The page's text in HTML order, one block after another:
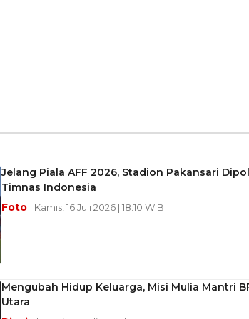
Jelang Piala AFF 2026, Stadion Pakansari
Timnas Indonesia
Foto | Kamis, 16 Juli 2026 | 18:10 WIB
Mengubah Hidup Keluarga, Misi Mulia Mantri
Utara